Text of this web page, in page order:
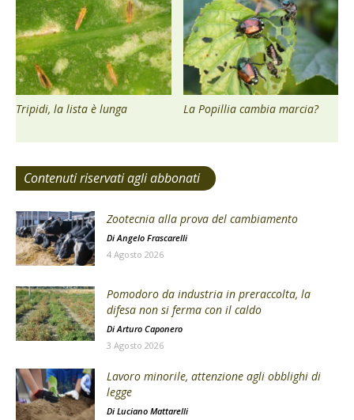
Tripidi, la lista è lunga La Popillia cambia marcia?
Contenuti riservati agli abbonati
Zootecnia alla prova del cambiamento
DiAngelo Frascarelli
4 Agosto 2026
Pomodoro da industria in preraccolta, la
difesa non si ferma con il caldo
Di Arturo Caponero
3 Agosto 2026
Lavoro minorile, attenzione agli obblighi di
legge
Di Luciano Mattarelli